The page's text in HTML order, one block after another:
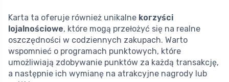
Karta ta oferuje również unikalne korzyści
lojalnościowe, które mogą przełożyć się na realne
oszczędności w codziennych zakupach. Warto
wspomnieć o programach punktowych, które
umożliwiają zdobywanie punktów za każdą transakcję,
a następnie ich wymianę na atrakcyjne nagrody lub